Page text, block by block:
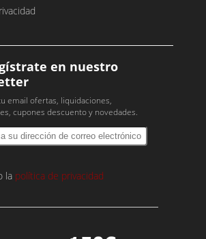
en nuestro
email ofertas, liquidaciones,
cupones descuento y novedades.
la política de privacidad